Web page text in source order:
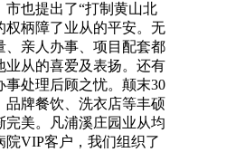
市也提出了“打制黄山北
权柄障了业从的平安。无
、亲人办事、项目配套都
业从的喜爱及表扬。还有
事处理后顾之忧。颠末30
品牌餐饮、洗衣店等丰硕
完美。凡浦溪庄园业从均
院VIP客户，我们组织了